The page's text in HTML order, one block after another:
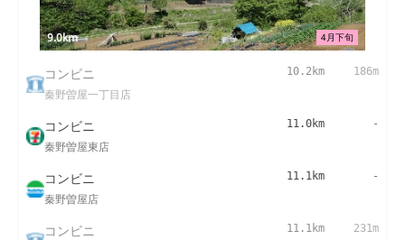
4月下旬
9.0km
コンビニ
秦野曽屋一丁目店
10.2km 186m
コンビニ
秦野曽屋東店
11.0km -
コンビニ
秦野曽屋店
11.1km -
コンビニ 11.1km 231m